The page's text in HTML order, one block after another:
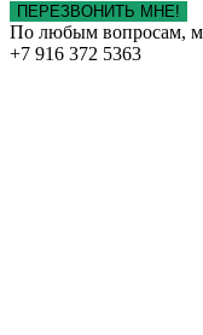
ПЕРЕЗВОНИТЬ МНЕ!
По любым вопросам,
+7 916 372 5363